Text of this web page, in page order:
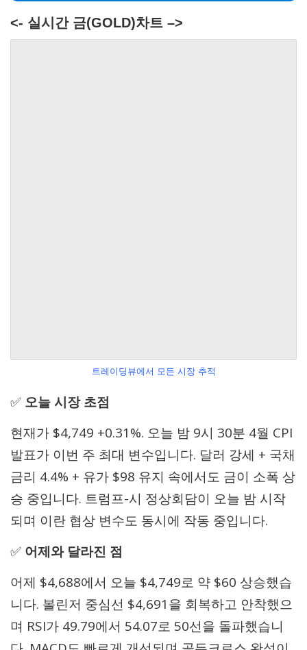
<- 실시간 금(GOLD)차트 –>
트레이딩뷰에서 모든 시장 추적
✅ 오늘 시장 초점
현재가 $4,749 +0.31%. 오늘 밤 9시 30분 4월 CPI
발표가 이번 주 최대 변수입니다. 달러 강세 + 국채
금리 4.4% + 유가 $98 유지 속에서도 금이 소폭 상
승 중입니다. 트럼프-시 정상회담이 오늘 밤 시작
되며 이란 협상 변수도 동시에 작동 중입니다.
✅ 어제와 달라진 점
어제 $4,688에서 오늘 $4,749로 약 $60 상승했습
니다. 볼린저 중심선 $4,691을 회복하고 안착했으
며 RSI가 49.79에서 54.07로 50선을 돌파했습니